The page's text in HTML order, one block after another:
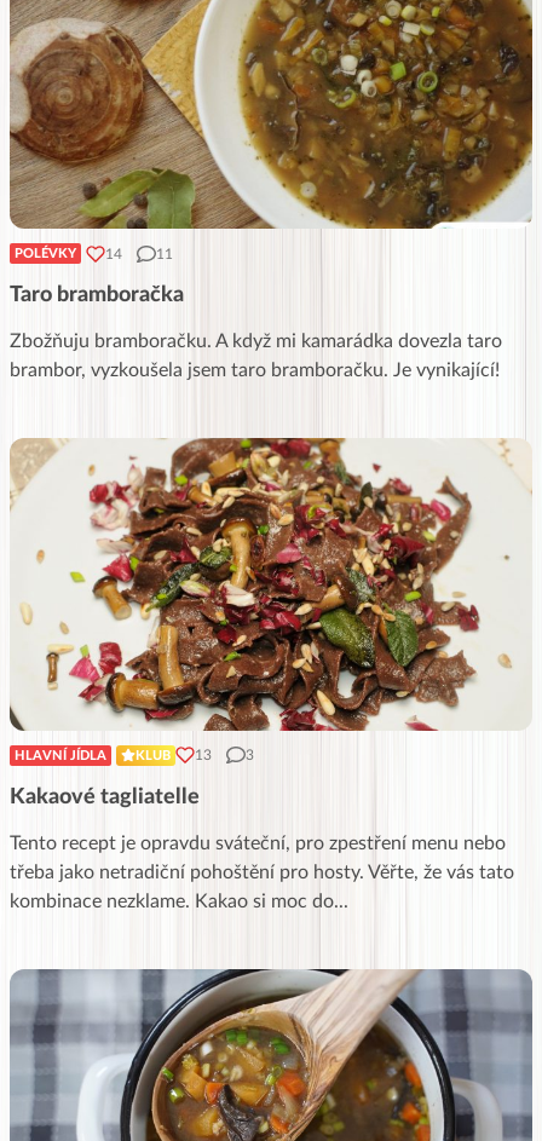
POLÉVKY 14 11
Taro bramboračka
Zbožňuju bramboračku. A když mi kamarádka dovezla taro
brambor, vyzkoušela jsem taro bramboračku. Je vynikající!
HLAVNÍ JÍDLA KLUB 13 3
Kakaové tagliatelle
Tento recept je opravdu sváteční, pro zpestření menu nebo
třeba jako netradiční pohoštění pro hosty. Věřte, že vás tato
kombinace nezklame. Kakao si moc do...